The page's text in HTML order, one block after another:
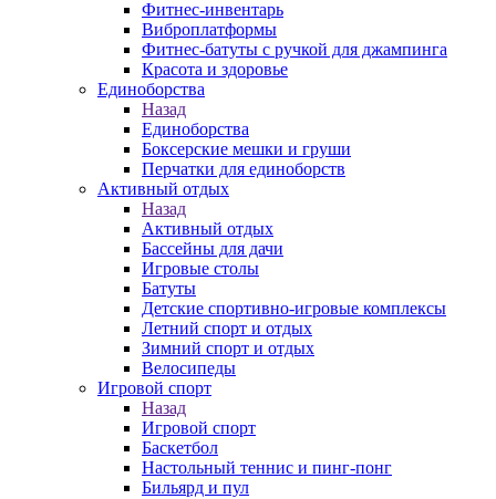
Фитнес-инвентарь
Виброплатформы
Фитнес-батуты с ручкой для джампинга
Красота и здоровье
Единоборства
Назад
Единоборства
Боксерские мешки и груши
Перчатки для единоборств
Активный отдых
Назад
Активный отдых
Бассейны для дачи
Игровые столы
Батуты
Детские спортивно-игровые комплексы
Летний спорт и отдых
Зимний спорт и отдых
Велосипеды
Игровой спорт
Назад
Игровой спорт
Баскетбол
Настольный теннис и пинг-понг
Бильярд и пул